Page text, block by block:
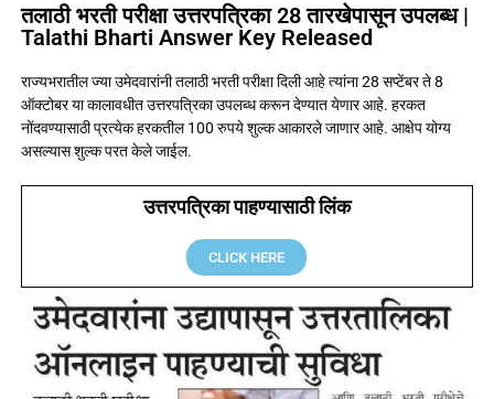
तलाठी भरती परीक्षा उत्तरपत्रिका 28 तारखेपासून उपलब्ध |
Talathi Bharti Answer Key Released
राज्यभरातील ज्या उमेदवारांनी तलाठी भरती परीक्षा दिली आहे त्यांना 28 सप्टेंबर ते 8
ऑक्टोबर या कालावधीत उत्तरपत्रिका उपलब्ध करून देण्यात येणार आहे. हरकत
नोंदवण्यासाठी प्रत्येक हरकतील 100 रुपये शुल्क आकारले जाणार आहे. आक्षेप योग्य
असल्यास शुल्क परत केले जाईल.
उत्तरपत्रिका पाहण्यासाठी लिंक
CLICK HERE